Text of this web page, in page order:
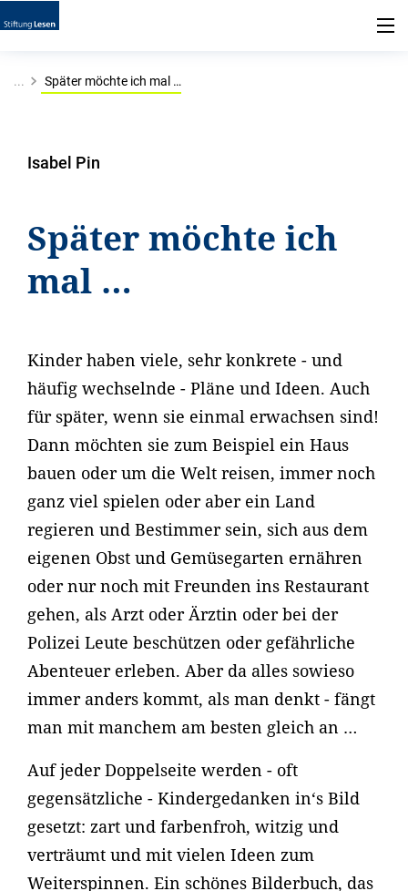
... Später möchte ich mal …
Isabel Pin
Später möchte ich
mal …
Kinder haben viele, sehr konkrete - und
häufig wechselnde - Pläne und Ideen. Auch
für später, wenn sie einmal erwachsen sind!
Dann möchten sie zum Beispiel ein Haus
bauen oder um die Welt reisen, immer noch
ganz viel spielen oder aber ein Land
regieren und Bestimmer sein, sich aus dem
eigenen Obst und Gemüsegarten ernähren
oder nur noch mit Freunden ins Restaurant
gehen, als Arzt oder Ärztin oder bei der
Polizei Leute beschützen oder gefährliche
Abenteuer erleben. Aber da alles sowieso
immer anders kommt, als man denkt - fängt
man mit manchem am besten gleich an …
Auf jeder Doppelseite werden - oft
gegensätzliche - Kindergedanken in‘s Bild
gesetzt: zart und farbenfroh, witzig und
verträumt und mit vielen Ideen zum
Weiterspinnen. Ein schönes Bilderbuch, das